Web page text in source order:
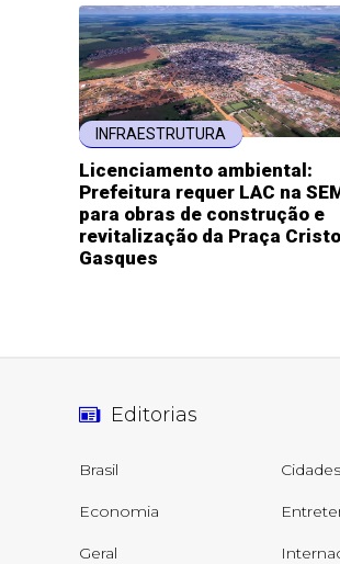
INFRAESTRUTURA
Licenciamento ambiental:
Prefeitura requer LAC na
para obras de construção e
revitalização da Praça
Gasques
Editorias
Brasil Cidades
Economia
Geral